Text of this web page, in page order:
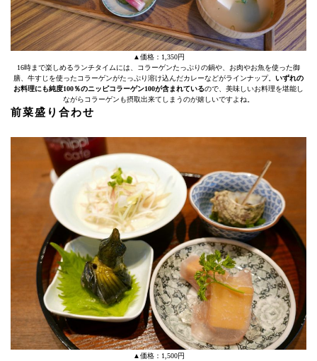
▲価格：1,350円
16時まで楽しめるランチタイムには、コラーゲンたっぷりの鍋や、お肉やお魚を使った御
膳、牛すじを使ったコラーゲンがたっぷり溶け込んだカレーなどがラインナップ。 いずれの
お料理にも純度100％のニッピコラーゲン100が含まれているので、美味しいお料理を堪能し
ながらコラーゲンも摂取出来てしまうのが嬉しいですよね。
前菜盛り合わせ
▲価格：1,500円